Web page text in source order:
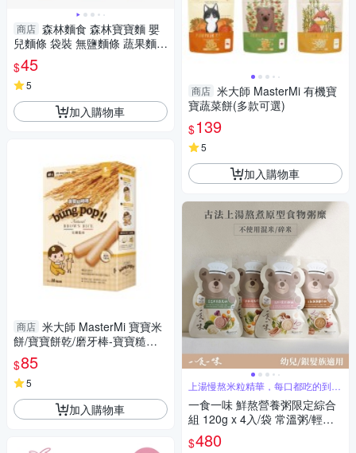
商店 森林麵食 森林寶寶麵 嬰
兒麵條 袋裝 無鹽麵條 蔬果麵條
寶寶麵 1049
$45
5
加入購物車
商店 米大師 MasterMi 寶寶米
餅/寶寶餅乾/磨牙棒-寶寶糙棒
棒(生機糙米)
$85
5
加入購物車
商店 米大師 MasterMi 有機寶
寶蔬菜餅(多款可選)
$139
5
加入購物車
上湯慢熬米粒精華，每口都吃的到頂
級全米粥
一食一味 鮮熬營養粥限定綜合
組 120g x 4入/袋 常溫粥/輕食
粥/寶寶粥/副食品
$480